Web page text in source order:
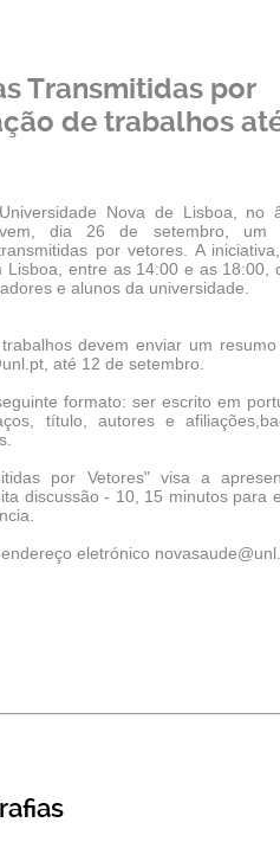
Transmitidas por
de trabalhos
Nova de Lisboa, no
dia 26 de setembro, um
por vetores. A
entre as 14:00 e as 18:00,
e alunos da universidade.
devem enviar um
até 12 de setembro.
formato: ser escrito em
título, autores e
por Vetores" visa a
discussão - 10, 15 minutos para
eletrónico